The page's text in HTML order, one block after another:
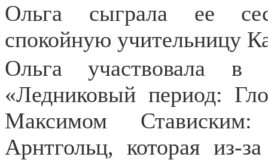
Ольга сыграла ее
спокойную учительницу
Ольга участвовала в
«Ледниковый период:
Максимом
Арнтгольц, которая из-